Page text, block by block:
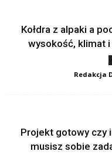
Kołdra z alpaki a
wysokość, klimat i
Redakcja
Projekt gotowy czy
musisz sobie